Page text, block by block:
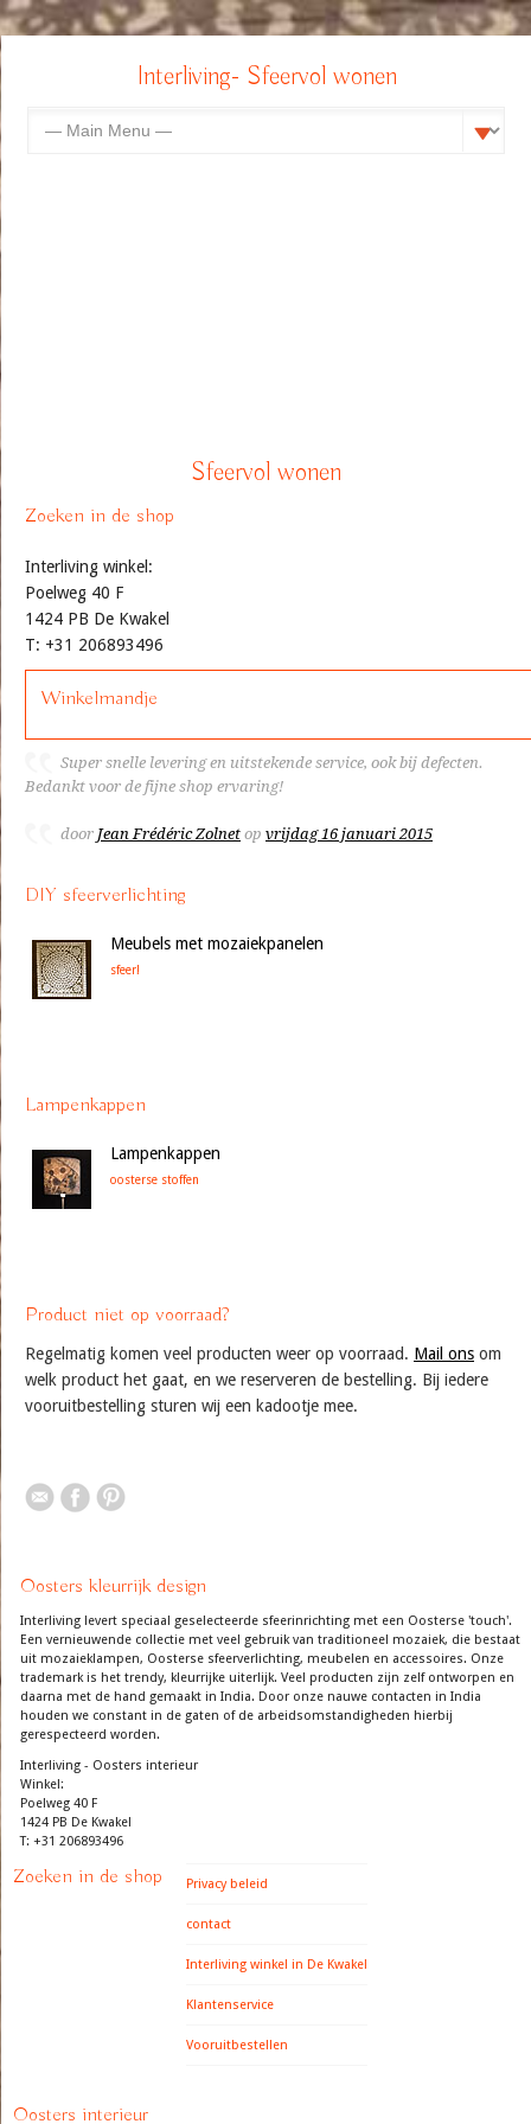
Interliving- Sfeervol wonen
Sfeervol wonen
Zoeken in de shop
Interliving winkel:
Poelweg 40 F
1424 PB De Kwakel
T: +31 206893496
Winkelmandje
Super snelle levering en uitstekende service, ook bij defecten.
Bedankt voor de fijne shop ervaring!
door Jean Frédéric Zolnet op vrijdag 16 januari 2015
DIY sfeerverlichting
Meubels met mozaiekpanelen
sfeer!
Lampenkappen
Lampenkappen
oosterse stoffen
Product niet op voorraad?
Regelmatig komen veel producten weer op voorraad. Mail ons om
welk product het gaat, en we reserveren de bestelling. Bij iedere
vooruitbestelling sturen wij een kadootje mee.
Oosters kleurrijk design
Interliving levert speciaal geselecteerde sfeerinrichting met een Oosterse 'touch'.
Een vernieuwende collectie met veel gebruik van traditioneel mozaiek, die bestaat
uit mozaieklampen, Oosterse sfeerverlichting, meubelen en accessoires. Onze
trademark is het trendy, kleurrijke uiterlijk. Veel producten zijn zelf ontworpen en
daarna met de hand gemaakt in India. Door onze nauwe contacten in India
houden we constant in de gaten of de arbeidsomstandigheden hierbij
gerespecteerd worden.
Interliving - Oosters interieur
Winkel:
Poelweg 40 F
1424 PB De Kwakel
T: +31 206893496
Zoeken in de shop Privacy beleid
contact
Interliving winkel in De Kwakel
Klantenservice
Vooruitbestellen
Oosters interieur